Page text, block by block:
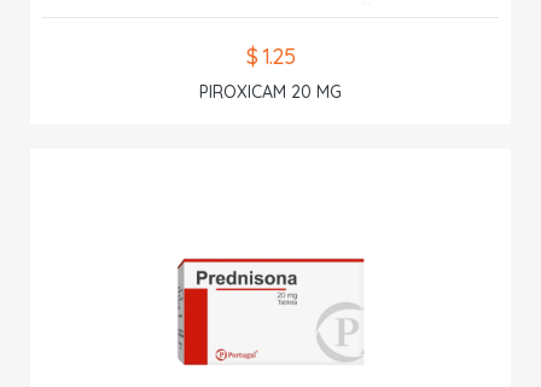
$ 1.25
PIROXICAM 20 MG